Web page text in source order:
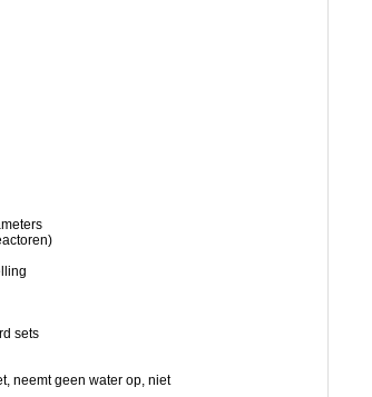
sets
neemt geen water op, niet